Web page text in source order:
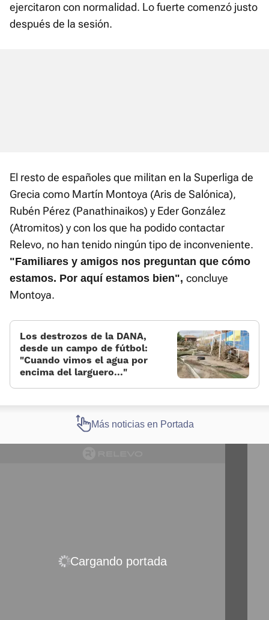
ejercitaron con normalidad. Lo fuerte comenzó justo
después de la sesión.
El resto de españoles que militan en la Superliga de
Grecia como Martín Montoya (Aris de Salónica),
Rubén Pérez (Panathinaikos) y Eder González
(Atromitos) y con los que ha podido contactar
Relevo, no han tenido ningún tipo de inconveniente.
"Familiares y amigos nos preguntan que cómo
estamos. Por aquí estamos bien", concluye
Montoya.
Los destrozos de la DANA,
desde un campo de fútbol:
«Cuando vimos el agua por
encima del larguero...»
Más noticias en Portada
Cargando portada